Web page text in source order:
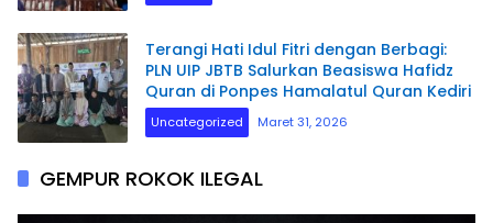
Terangi Hati Idul Fitri dengan Berbagi:
PLN UIP JBTB Salurkan Beasiswa Hafidz
Quran di Ponpes Hamalatul Quran Kediri
Uncategorized Maret 31, 2026
GEMPUR ROKOK ILEGAL